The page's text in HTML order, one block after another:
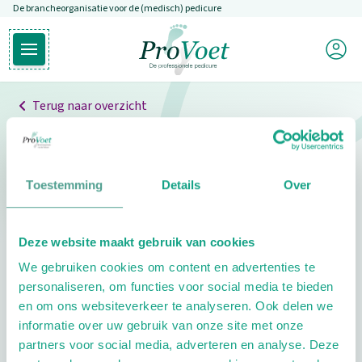
Toestemming Details Over
Deze website maakt gebruik van cookies
We gebruiken cookies om content en advertenties te
personaliseren, om functies voor social media te bieden
en om ons websiteverkeer te analyseren. Ook delen we
informatie over uw gebruik van onze site met onze
partners voor social media, adverteren en analyse. Deze
Overslaan en naar de inhoud gaan
De brancheorganisatie voor de (medisch) pedicure
Open hoofdmenu
Ga naar de homepagina
Mijn
Terug naar overzicht
Professionals
Pedicure niet gevonden
pedicure.